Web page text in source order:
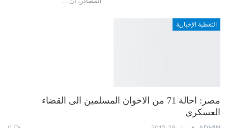
التغطية الإخبارية
مصر: احالة 71 من الاخوان المسلمين الى القضاء
العسكري